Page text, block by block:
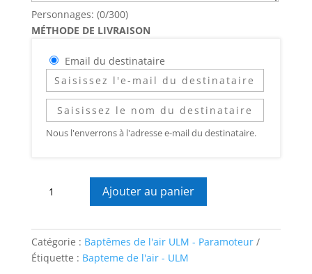
Personnages: (0/300)
MÉTHODE DE LIVRAISON
Email du destinataire
Nous l'enverrons à l'adresse e-mail du destinataire.
découverte
Ajouter au panier
Catégorie : Baptêmes de l'air ULM - Paramoteur
Étiquette : Bapteme de l'air - ULM